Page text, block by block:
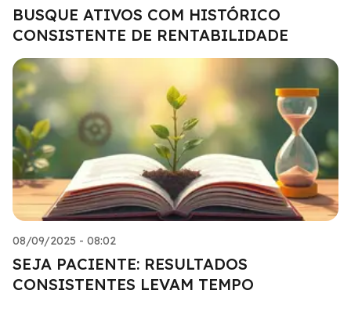
BUSQUE ATIVOS COM HISTÓRICO
CONSISTENTE DE RENTABILIDADE
08/09/2025 - 08:02
SEJA PACIENTE: RESULTADOS
CONSISTENTES LEVAM TEMPO